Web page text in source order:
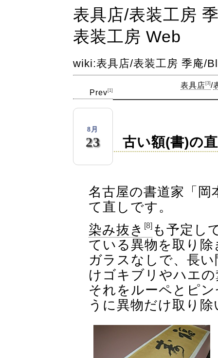
表具店​/表装工房
表装工房 Web
wiki:表具店/表装工房 季庵/
Prev [1]
表具店 [3] ​/
8月
23 古い額(書)の
名古屋の書道家「岡
て直しです。
染み抜き [8]も予定し
ている異物を取り除
ガラスなしで、長
けゴキブリやハエ
それをルーペとピ
うに異物だけ取り